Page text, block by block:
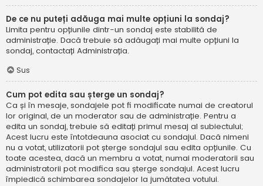
De ce nu puteți adăuga mai multe opțiuni la sondaj?
Limita pentru opțiunile dintr-un sondaj este stabilită de
administrație. Dacă trebuie să adăugați mai multe opțiuni la
sondaj, contactați Administrația.
Sus
Cum pot edita sau șterge un sondaj?
Ca și în mesaje, sondajele pot fi modificate numai de creatorul
lor original, de un moderator sau de administrație. Pentru a
edita un sondaj, trebuie să editați primul mesaj al subiectului;
Acest lucru este întotdeauna asociat cu sondajul. Dacă nimeni
nu a votat, utilizatorii pot șterge sondajul sau edita opțiunile. Cu
toate acestea, dacă un membru a votat, numai moderatorii sau
administratorii pot modifica sau șterge sondajul. Acest lucru
împiedică schimbarea sondajelor la jumătatea votului.